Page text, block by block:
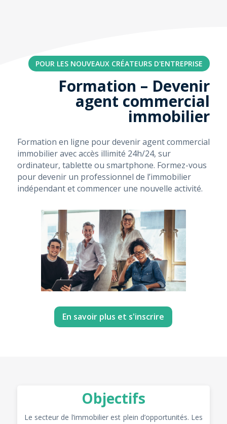
POUR LES NOUVEAUX CRÉATEURS D'ENTREPRISE
Formation – Devenir
agent commercial
immobilier
Formation en ligne pour devenir agent commercial
immobilier avec accès illimité 24h/24, sur
ordinateur, tablette ou smartphone. Formez-vous
pour devenir un professionnel de l’immobilier
indépendant et commencer une nouvelle activité.
En savoir plus et s'inscrire
Objectifs
Le secteur de l’immobilier est plein d’opportunités. Les